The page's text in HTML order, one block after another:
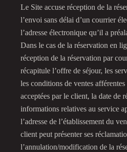
Le Site accuse réception de la
l’envoi sans délai d’un courrier
l’adresse électronique qu’il a
Dans le cas de la réservation en
réception de la réservation par
récapitule l’offre de séjour, les
les conditions de ventes
acceptées par le client, la date de
informations relatives au service
l’adresse de l’établissement du
client peut présenter ses
l’annulation/modification de la